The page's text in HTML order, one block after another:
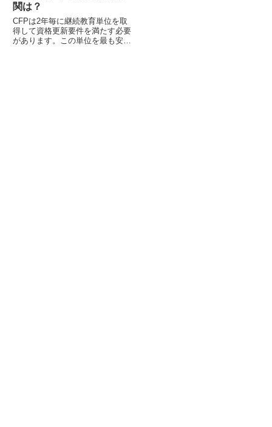
関は？
CFPは2年毎に継続教育単位を取
得して資格更新要件を満たす必要
があります。この単位を最も安く